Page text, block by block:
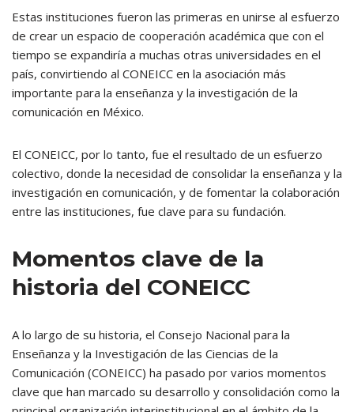
Estas instituciones fueron las primeras en unirse al esfuerzo
de crear un espacio de cooperación académica que con el
tiempo se expandiría a muchas otras universidades en el
país, convirtiendo al CONEICC en la asociación más
importante para la enseñanza y la investigación de la
comunicación en México.
El CONEICC, por lo tanto, fue el resultado de un esfuerzo
colectivo, donde la necesidad de consolidar la enseñanza y la
investigación en comunicación, y de fomentar la colaboración
entre las instituciones, fue clave para su fundación.
Momentos clave de la
historia del CONEICC
A lo largo de su historia, el Consejo Nacional para la
Enseñanza y la Investigación de las Ciencias de la
Comunicación (CONEICC) ha pasado por varios momentos
clave que han marcado su desarrollo y consolidación como la